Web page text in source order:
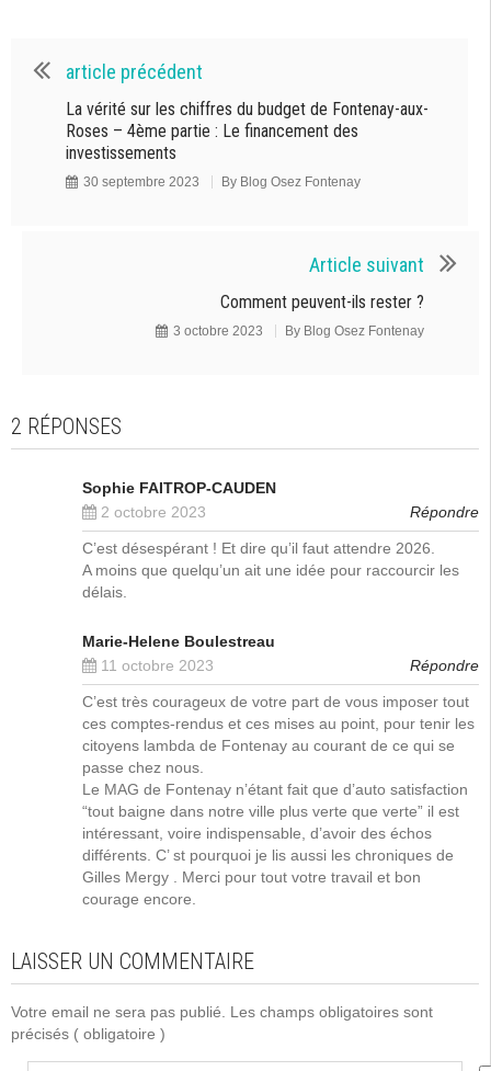
article précédent
La vérité sur les chiffres du budget de Fontenay-aux-
Roses – 4ème partie : Le financement des
investissements
30 septembre 2023 By Blog Osez Fontenay
Article suivant
Comment peuvent-ils rester ?
3 octobre 2023 By Blog Osez Fontenay
2 RÉPONSES
Sophie FAITROP-CAUDEN
2 octobre 2023
Répondre
C’est désespérant ! Et dire qu’il faut attendre 2026.
A moins que quelqu’un ait une idée pour raccourcir les
délais.
Marie-Helene Boulestreau
11 octobre 2023
Répondre
C’est très courageux de votre part de vous imposer tout
ces comptes-rendus et ces mises au point, pour tenir les
citoyens lambda de Fontenay au courant de ce qui se
passe chez nous.
Le MAG de Fontenay n’étant fait que d’auto satisfaction
“tout baigne dans notre ville plus verte que verte” il est
intéressant, voire indispensable, d’avoir des échos
différents. C’ st pourquoi je lis aussi les chroniques de
Gilles Mergy . Merci pour tout votre travail et bon
courage encore.
LAISSER UN COMMENTAIRE
Votre email ne sera pas publié. Les champs obligatoires sont
précisés ( obligatoire )